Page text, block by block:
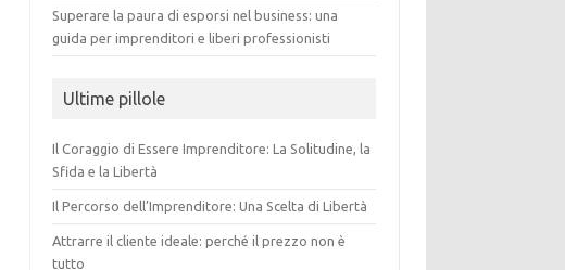
Superare la paura di esporsi nel business: una
guida per imprenditori e liberi professionisti
Ultime pillole
Il Coraggio di Essere Imprenditore: La Solitudine, la
Sfida e la Libertà
Il Percorso dell’Imprenditore: Una Scelta di Libertà
Attrarre il cliente ideale: perché il prezzo non è
tutto